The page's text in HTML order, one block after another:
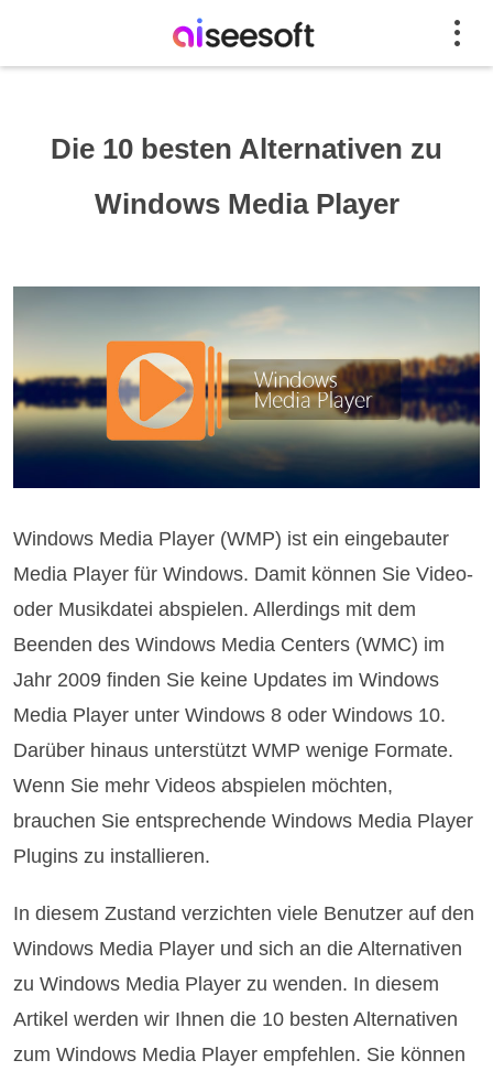
Die 10 besten Alternativen zu
Windows Media Player
Windows Media Player (WMP) ist ein eingebauter
Media Player für Windows. Damit können Sie Video-
oder Musikdatei abspielen. Allerdings mit dem
Beenden des Windows Media Centers (WMC) im
Jahr 2009 finden Sie keine Updates im Windows
Media Player unter Windows 8 oder Windows 10.
Darüber hinaus unterstützt WMP wenige Formate.
Wenn Sie mehr Videos abspielen möchten,
brauchen Sie entsprechende Windows Media Player
Plugins zu installieren.
In diesem Zustand verzichten viele Benutzer auf den
Windows Media Player und sich an die Alternativen
zu Windows Media Player zu wenden. In diesem
Artikel werden wir Ihnen die 10 besten Alternativen
zum Windows Media Player empfehlen. Sie können